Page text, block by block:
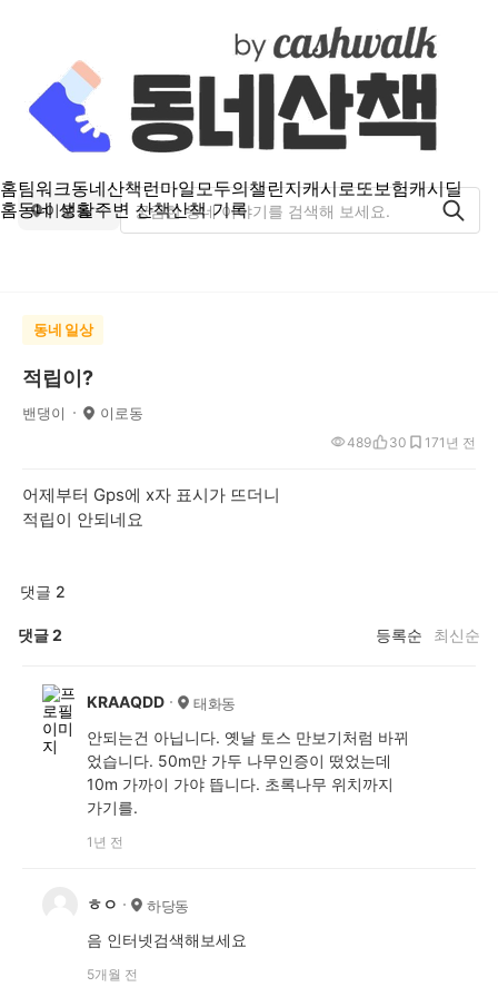
홈팀워크동네산책런마일모두의챌린지캐시로또보험캐시딜
홈동네 생활주변 산책산책 기록
이로동
동네 일상
적립이?
밴댕이 이로동
1년 전
489 30 17
어제부터 Gps에 x자 표시가 뜨더니
적립이 안되네요
댓글 2
댓글2 등록순 최신순
KRAAQDD 태화동
안되는건 아닙니다. 옛날 토스 만보기처럼 바뀌
었습니다. 50m만 가두 나무인증이 떴었는데
10m 가까이 가야 뜹니다. 초록나무 위치까지
가기를.
1년 전
ㅎㅇ 하당동
음 인터넷검색해보세요
5개월 전